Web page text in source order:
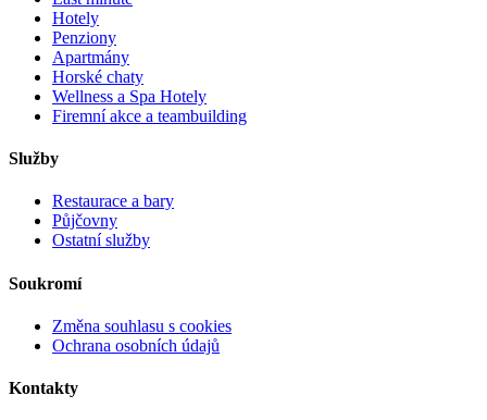
Hotely
Penziony
Apartmány
Horské chaty
Wellness a Spa Hotely
Firemní akce a teambuilding
Služby
Restaurace a bary
Půjčovny
Ostatní služby
Soukromí
Změna souhlasu s cookies
Ochrana osobních údajů
Kontakty